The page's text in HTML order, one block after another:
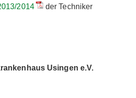
2014
der Techniker
Usingen e.V.